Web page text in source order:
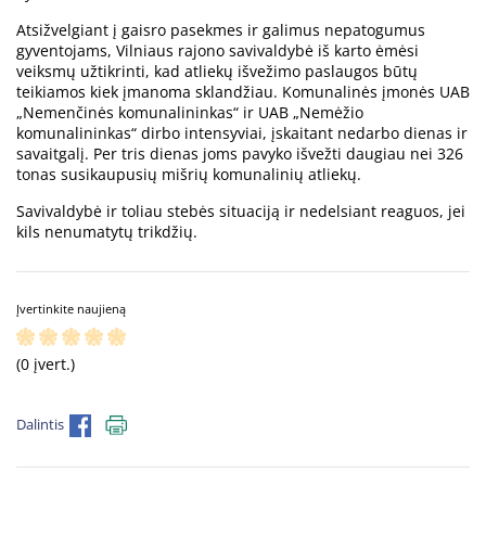
Atsižvelgiant į gaisro pasekmes ir galimus nepatogumus
gyventojams, Vilniaus rajono savivaldybė iš karto ėmėsi
veiksmų užtikrinti, kad atliekų išvežimo paslaugos būtų
teikiamos kiek įmanoma sklandžiau. Komunalinės įmonės UAB
„Nemenčinės komunalininkas“ ir UAB „Nemėžio
komunalininkas“ dirbo intensyviai, įskaitant nedarbo dienas ir
savaitgalį. Per tris dienas joms pavyko išvežti daugiau nei 326
tonas susikaupusių mišrių komunalinių atliekų.
Savivaldybė ir toliau stebės situaciją ir nedelsiant reaguos, jei
kils nenumatytų trikdžių.
Įvertinkite naujieną
(0 įvert.)
Dalintis